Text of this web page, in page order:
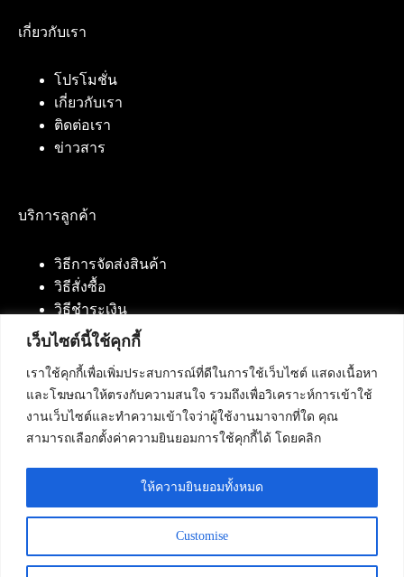
เว็บไซต์นี้ใช้คุกกี้
เราใช้คุกกี้เพื่อเพิ่มประสบการณ์ที่ดีในการใช้เว็บไซต์ แสดงเนื้อหา
และโฆษณาให้ตรงกับความสนใจ รวมถึงเพื่อวิเคราะห์การเข้าใช้
งานเว็บไซต์และทำความเข้าใจว่าผู้ใช้งานมาจากที่ใด คุณ
สามารถเลือกตั้งค่าความยินยอมการใช้คุกกี้ได้ โดยคลิก
Customise
ให้ความยินยอมทั้งหมด
เกี่ยวกับเรา
โปรโมชั่น
เกี่ยวกับเรา
ติดต่อเรา
ข่าวสาร
บริการลูกค้า
วิธีการจัดส่งสินค้า
วิธีสั่งซื้อ
วิธีชำระเงิน
ติดต่อเรา
บริษัท เน็ทฟิวชั่น คอมมิวนิเคชั่น จำกัด 420/94 ถนน
นัมเบอร์วัน-ราม 2 แขวงดอกไม้, เขตประเวศ
กรุงเทพมหานคร 10250
โทรศัพท์ :084-553-4055,086-309-5259,